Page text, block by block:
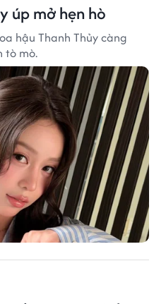
úp mở hẹn hò
hậu Thanh Thủy càng
tò mò.